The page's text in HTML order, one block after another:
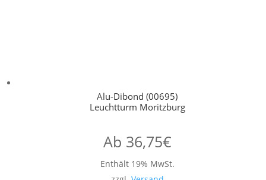
Alu-Dibond (00695)
Leuchtturm Moritzburg
Ab 36,75€
Enthält 19% MwSt.